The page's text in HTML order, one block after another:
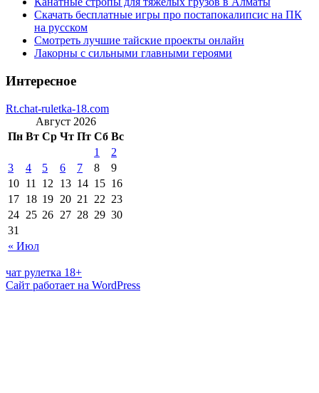
Скачать бесплатные игры про постапокалипсис на ПК
на русском
Смотреть лучшие тайские проекты онлайн
Лакорны с сильными главными героями
Интересное
Rt.chat-ruletka-18.com
Август 2026
Пн Вт Ср Чт Пт Сб Вс
« Июл
1
2
3
4 5 6 7 8
9
10 11 12 13 14 15 16
17 18 19 20 21 22 23
24 25 26 27 28 29 30
31
чат рулетка 18+
Сайт работает на WordPress